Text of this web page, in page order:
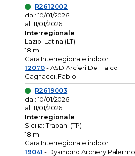
R2612002
dal: 10/01/2026
al: 11/01/2026
Interregionale
Lazio: Latina (LT)
18 m
Gara Interregionale indoor
12070- ASD Arcieri Del Falco
Cagnacci, Fabio
R2619003
dal: 10/01/2026
al: 11/01/2026
Interregionale
Sicilia: Trapani (TP)
18 m
Gara Interregionale indoor
19041 - Dyamond Archery Palermo